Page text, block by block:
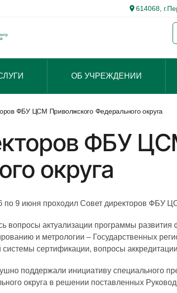
614068,
ОБ УЧРЕЖДЕНИИ
ФБУ ЦСМ Приволжского Федерального округа
ФБУ
округа
9 июня проходил Совет директоров ФБУ
вопросы актуализации программы
и метрологии – Государственных
сертификации, вопросы
поддержали инициативу специального
округа в решении поставленных